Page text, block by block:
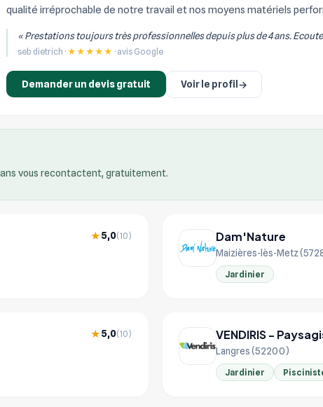
qualité irréprochable de notre travail et nos moyens matériels
« Prestations toujours très professionnelles depuis plus de 4 ans.
seb dietrich · ★★★★★ · avis Google
Demander un devis gratuit Voir le profil →
vous recontactent, gratuitement.
★5,0(10) Dam'Nature
Maizières-lès-Metz
Jardinier
★5,0(10) VENDIRIS -
Langres (52200)
Jardinier